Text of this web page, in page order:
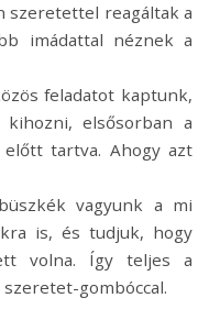
szeretettel reagáltak a
imádattal néznek a
feladatot kaptunk,
elsősorban a
tartva. Ahogy azt
vagyunk a mi
is, és tudjuk, hogy
volna. Így teljes a
gombóccal.